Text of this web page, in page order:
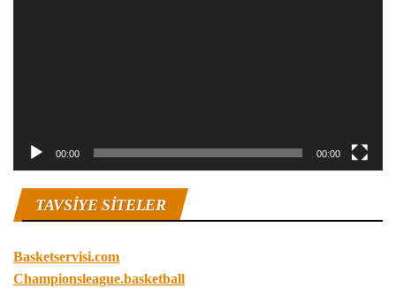
00:00 00:00
TAVSIYE SITELER
Basketservisi.com
Championsleague.basketball